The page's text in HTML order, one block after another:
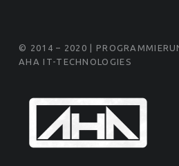
FOOTER SIDEBAR
© 2014 – 2020 |
AHA IT-TECHNOLOGIES